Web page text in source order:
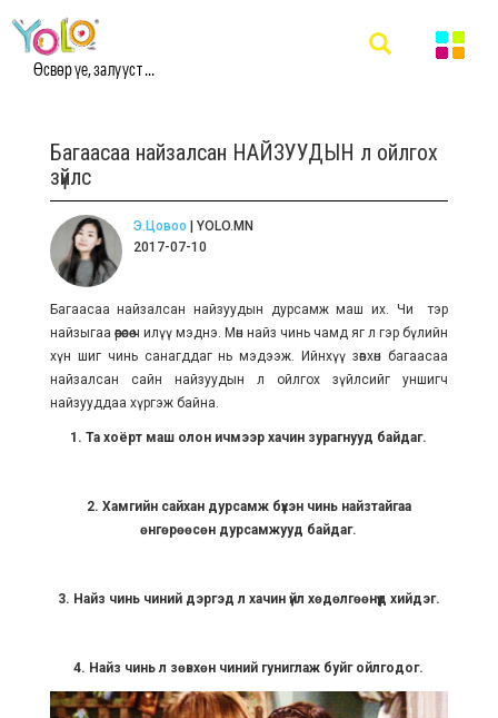
Өсвөр үе, залууст ...
Багаасаа найзалсан НАЙЗУУДЫН л ойлгох
зүйлс
Э.Цовоо | YOLO.MN
2017-07-10
Багаасаа найзалсан найзуудын дурсамж маш их. Чи тэр
найзыгаа өөрөөсөө ч илүү мэднэ. Мөн найз чинь чамд яг л гэр бүлийн
хүн шиг чинь санагддаг нь мэдээж. Ийнхүү зөвхөн багаасаа
найзалсан сайн найзуудын л ойлгох зүйлсийг уншигч
найзууддаа хүргэж байна.
1. Та хоёрт маш олон ичмээр хачин зурагнууд байдаг.
2. Хамгийн сайхан дурсамж бүхэн чинь найзтайгаа
өнгөрөөсөн дурсамжууд байдаг.
3. Найз чинь чиний дэргэд л хачин үйл хөдөлгөөнүүд хийдэг.
4. Найз чинь л зөвхөн чиний гуниглаж буйг ойлгодог.